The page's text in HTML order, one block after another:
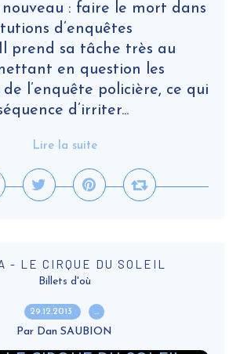
nouveau : faire le mort dans
d’enquêtes
prend sa tâche très au
en question les
de l’enquête policière, ce qui
d’irriter...
Lire la suite
- LE CIRQUE DU SOLEIL
Billets d'où
29.12.2013 …
Par Dan SAUBION